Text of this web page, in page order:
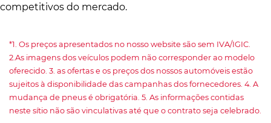
competitivos do mercado.
*1. Os preços apresentados no nosso website são sem IVA/IGIC.
2.As imagens dos veículos podem não corresponder ao modelo
oferecido. 3. as ofertas e os preços dos nossos automóveis estão
sujeitos à disponibilidade das campanhas dos fornecedores. 4. A
mudança de pneus é obrigatória. 5. As informações contidas
neste sítio não são vinculativas até que o contrato seja celebrado.